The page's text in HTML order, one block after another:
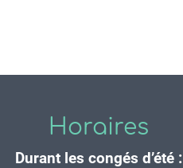
Horaires
Durant les congés d’été :